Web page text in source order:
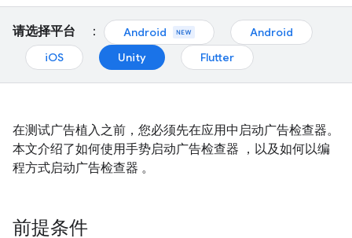
请选择平台 ： Android
Android
iOS
Unity Flutter
在测试广告植入之前，您必须先在应用中启动广告检查器。
本文介绍了如何使用手势启动广告检查器 ，以及如何以编
程方式启动广告检查器 。
前提条件